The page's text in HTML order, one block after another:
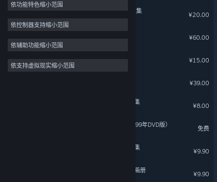
神话 4
2D 3
像素图形 3
3D 3
风格化 3
依功能特色缩小范围
依控制器支持缩小范围
依辅助功能缩小范围
依支持虚拟现实缩小范围
轩辕剑叁 云和山的彼端 音乐集
¥20.00
¥60.00
¥15.00
¥39.00
轩辕剑外传穹之扉 音乐精选集
¥8.00
轩辕剑叁 云和山的彼端（1999年DVD版）
免费
轩辕剑外传汉之云 完全攻略集
¥9.90
轩辕剑外传云之遥 典藏攻略画册
¥9.90